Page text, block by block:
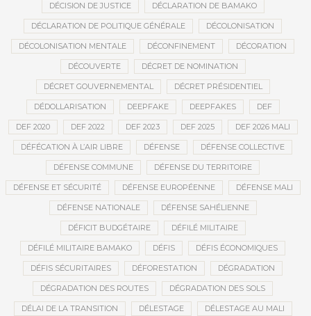
DÉCISION DE JUSTICE DÉCLARATION DE BAMAKO
DÉCLARATION DE POLITIQUE GÉNÉRALE DÉCOLONISATION
DÉCOLONISATION MENTALE DÉCONFINEMENT DÉCORATION
DÉCOUVERTE DÉCRET DE NOMINATION
DÉCRET GOUVERNEMENTAL DÉCRET PRÉSIDENTIEL
DÉDOLLARISATION DEEPFAKE DEEPFAKES DEF
DEF 2020 DEF 2022 DEF 2023 DEF 2025 DEF 2026 MALI
DÉFÉCATION À L’AIR LIBRE DÉFENSE DÉFENSE COLLECTIVE
DÉFENSE COMMUNE DÉFENSE DU TERRITOIRE
DÉFENSE ET SÉCURITÉ DÉFENSE EUROPÉENNE DÉFENSE MALI
DÉFENSE NATIONALE DÉFENSE SAHÉLIENNE
DÉFICIT BUDGÉTAIRE DÉFILÉ MILITAIRE
DÉFILÉ MILITAIRE BAMAKO DÉFIS DÉFIS ÉCONOMIQUES
DÉFIS SÉCURITAIRES DÉFORESTATION DÉGRADATION
DÉGRADATION DES ROUTES DÉGRADATION DES SOLS
DÉLAI DE LA TRANSITION DÉLESTAGE DÉLESTAGE AU MALI